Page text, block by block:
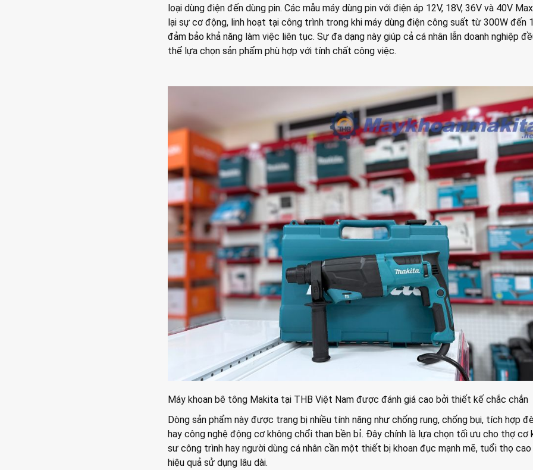
loại dùng điện đến dùng pin. Các mẫu máy dùng pin với điện áp 12V, 18V, 36V và 40V
lại sự cơ động, linh hoạt tại công trình trong khi máy dùng điện công suất từ 300W đến
đảm bảo khả năng làm việc liên tục. Sự đa dạng này giúp cả cá nhân lẫn doanh nghiệp
thể lựa chọn sản phẩm phù hợp với tính chất công việc.
Máy khoan bê tông Makita tại THB Việt Nam được đánh giá cao bởi thiết kế chắc chắn
Dòng sản phẩm này được trang bị nhiều tính năng như chống rung, chống bụi, tích hợp
hay công nghệ động cơ không chổi than bền bỉ. Đây chính là lựa chọn tối ưu cho thợ cơ
sư công trình hay người dùng cá nhân cần một thiết bị khoan đục mạnh mẽ, tuổi thọ cao
hiệu quả sử dụng lâu dài.